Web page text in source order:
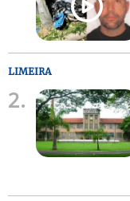
LIMEIRA
2.